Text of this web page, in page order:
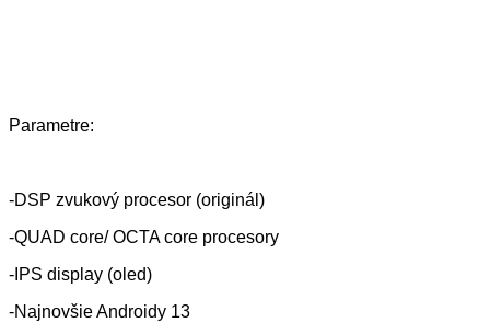
Parametre:
-DSP zvukový procesor (originál)
-QUAD core/ OCTA core procesory
-IPS display (oled)
-Najnovšie Androidy 13